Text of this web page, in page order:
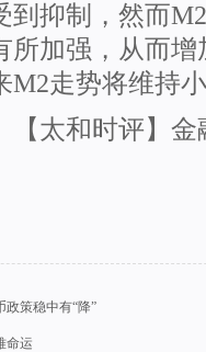
到抑制，然而
所加强，从而
M2走势将维持
【太和时评】
策稳中有“降”
命运